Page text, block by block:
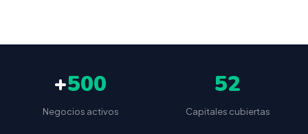
+500
Negocios activos
52
Capitales cubiertas